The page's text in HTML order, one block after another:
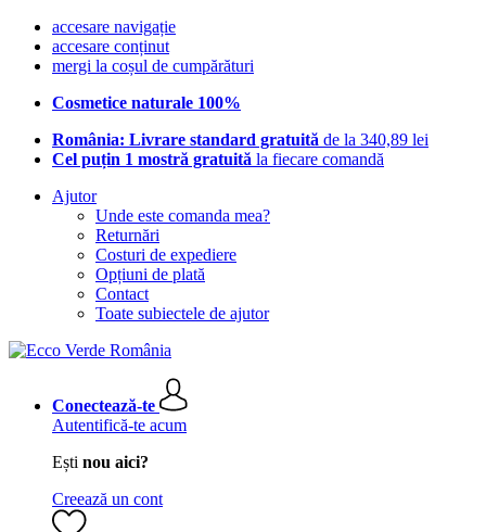
accesare navigație
accesare conținut
mergi la coșul de cumpărături
Cosmetice naturale 100%
România: Livrare standard gratuită de la 340,89 lei
Cel puțin 1 mostră gratuită la fiecare comandă
Ajutor
Unde este comanda mea?
Returnări
Costuri de expediere
Opțiuni de plată
Contact
Toate subiectele de ajutor
Conectează-te
Autentifică-te acum
Ești nou aici?
Creează un cont